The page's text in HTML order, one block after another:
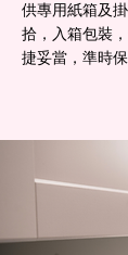
供專用紙箱及
拾，入箱包裝
捷妥當，準時